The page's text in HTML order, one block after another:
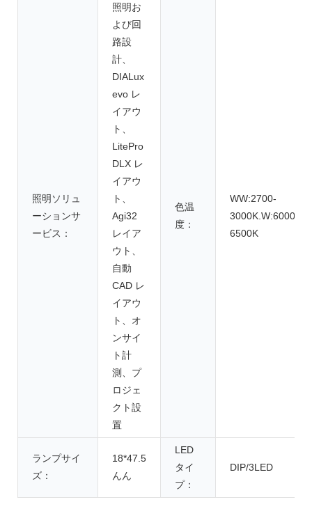
照明ソリュ
ーションサ
ービス：
照明お
よび回
路設
計、
DIALux
evo レ
イアウ
ト、
LitePro
DLX レ
イアウ
ト、
Agi32
レイア
ウト、
自動
CAD レ
イアウ
ト、オ
ンサイ
ト計
測、プ
ロジェ
クト設
置
色温
度：
WW:2700-
3000K.W:6000-
6500K
ランプサイ
ズ：
18*47.5
んん
LED
タイ
プ：
DIP/3LED